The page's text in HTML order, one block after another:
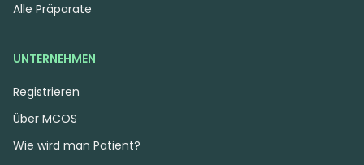
Alle Präparate
UNTERNEHMEN
Registrieren
Über MCOS
Wie wird man Patient?